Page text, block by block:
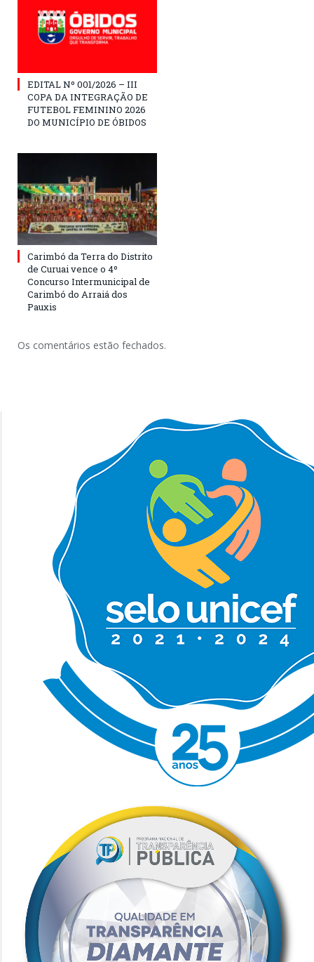
EDITAL Nº 001/2026 – III
COPA DA INTEGRAÇÃO DE
FUTEBOL FEMININO 2026
DO MUNICÍPIO DE ÓBIDOS
Carimbó da Terra do Distrito
de Curuai vence o 4º
Concurso Intermunicipal de
Carimbó do Arraiá dos
Pauxis
Os comentários estão fechados.